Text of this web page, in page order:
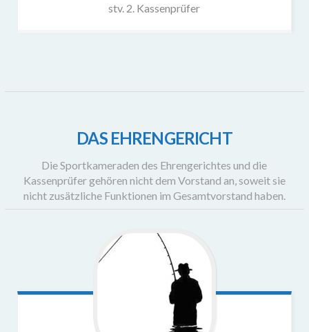
stv. 2. Kassenprüfer
DAS EHRENGERICHT
Die Sportkameraden des Ehrengerichtes und die
Kassenprüfer gehören nicht dem Vorstand an, soweit sie
nicht zusätzliche Funktionen im Gesamtvorstand haben.